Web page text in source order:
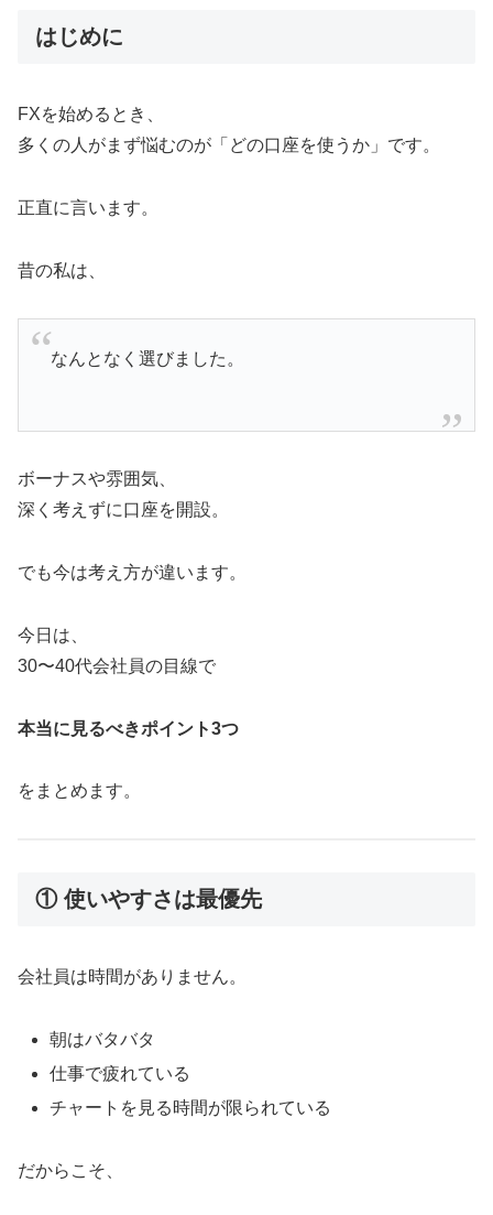
はじめに
FXを始めるとき、
多くの人がまず悩むのが「どの口座を使うか」です。
正直に言います。
昔の私は、
なんとなく選びました。
ボーナスや雰囲気、
深く考えずに口座を開設。
でも今は考え方が違います。
今日は、
30〜40代会社員の目線で
本当に見るべきポイント3つ
をまとめます。
① 使いやすさは最優先
会社員は時間がありません。
朝はバタバタ
仕事で疲れている
チャートを見る時間が限られている
だからこそ、